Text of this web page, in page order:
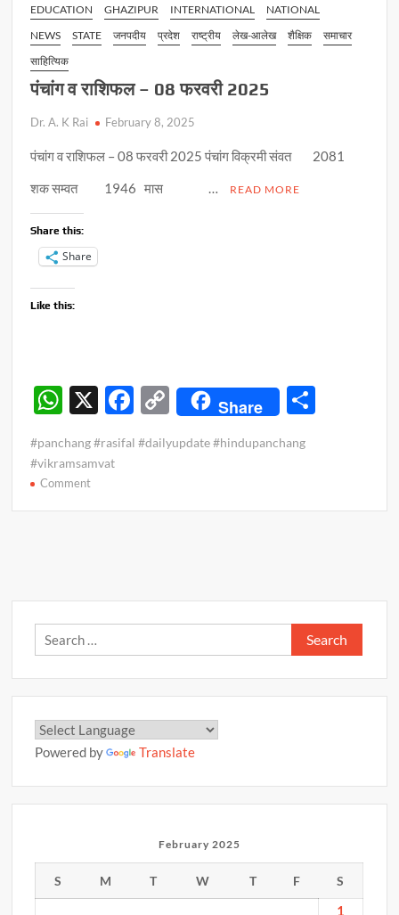
EDUCATION GHAZIPUR INTERNATIONAL
NATIONAL
NEWS
STATE जनपदीय प्रदेश राष्ट्रीय लेख-आलेख शैक्षिक
समाचार
साहित्यिक
पंचांग व राशिफल – 08 फरवरी 2025
Dr. A. K Rai February 8, 2025
पंचांग व राशिफल – 08 फरवरी 2025 पंचांग विक्रमी संवत 2081
शक सम्वत 1946 मास …
READ MORE
Share this:
Share
Like this:
W
at
s
A
X
F
e
o
C
o
p
Li
Share
#panchang #rasifal #dailyupdate #hindupanchang
#vikramsamvat
Commenton
फरवरी
Search
for:
Powered by Translate
February 2025
S M T W T F S
1